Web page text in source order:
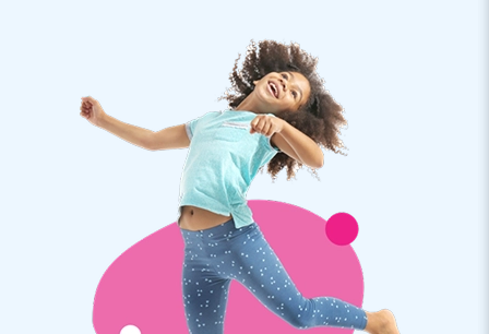
qualquer atracção aquática é fornecida com um certificado
de inspecção reconhecido, um livro de registro, um manual de
Utilizador, assim como com um manómetro Bravo para
assegurar a pressão de ar correcta. É necessário prender o
material de fixação aos pontos de fixação para que o produto
permaneça no sítio e no se aproxime demasiado aos demais
objectos na água. Pensámos em tudo o que é necessário
para uma experiência incrível.
Vulcanização por alta frequência